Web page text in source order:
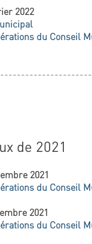
2022
du Conseil
de 2021
2021
du Conseil
2021
du Conseil